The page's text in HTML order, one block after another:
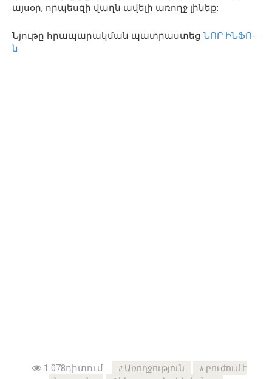
այսօր, որպեսզի վաղն ավելի առողջ լինեք:
Նյութը հրապարակման պատրաստեց ՆՈՐ ԻՆՖՈ-
ն
1 078դիտում Առողջություն
բուժում է